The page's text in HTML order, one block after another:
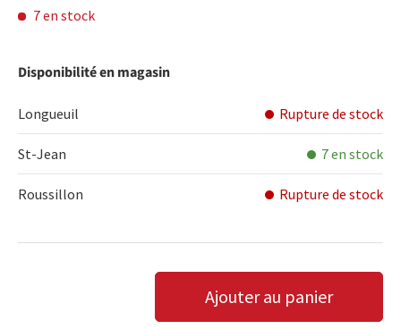
7 en stock
Disponibilité en magasin
Longueuil Rupture de stock
St-Jean 7 en stock
Roussillon Rupture de stock
DIMINUER LA QUANTITÉ
AUGMENTER LA QUANTITÉ
Ajouter au panier